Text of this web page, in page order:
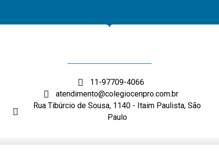
11-97709-4066
atendimento@colegiocenpro.com.br
Rua Tibúrcio de Sousa, 1140 - Itaim Paulista, São
Paulo